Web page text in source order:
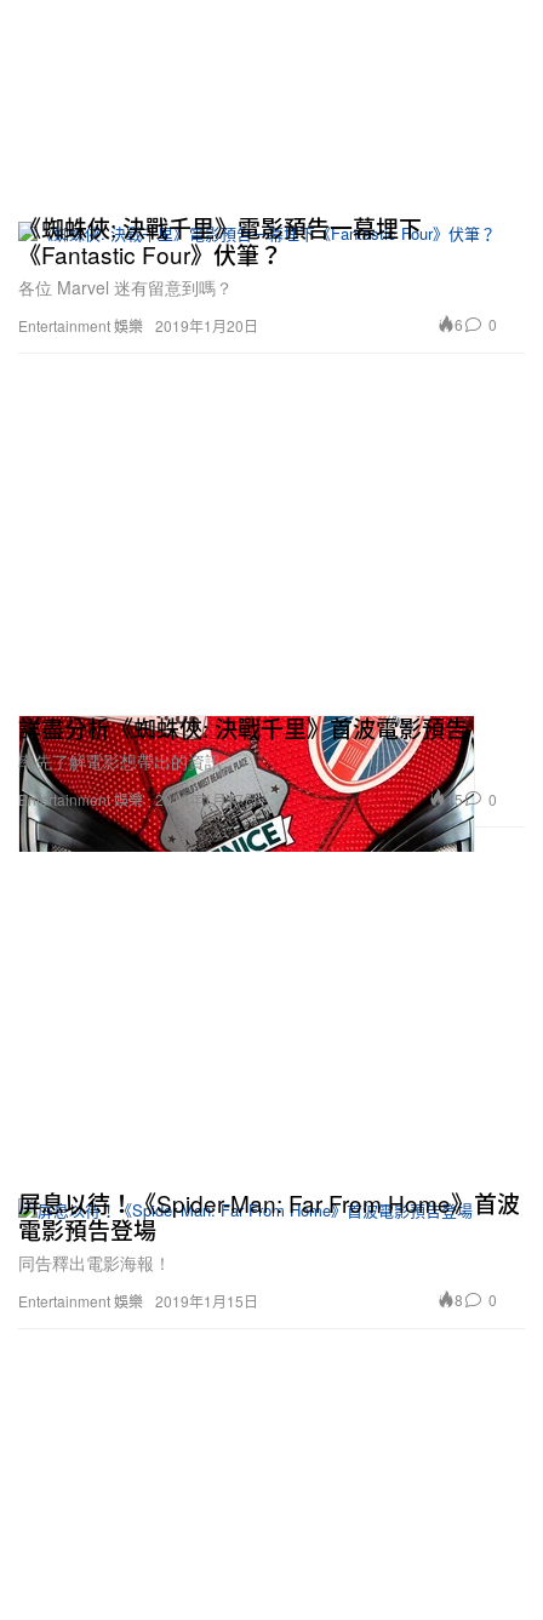
Entertainment 娛樂
《蜘蛛俠: 決戰千里》電影預告一幕埋下
《Fantastic Four》伏筆？
各位 Marvel 迷有留意到嗎？
2019年1月20日 6 0
Entertainment 娛樂
詳盡分析《蜘蛛俠: 決戰千里》首波電影預告
率先了解電影想帶出的資訊。
2019年1月17日 15 0
Entertainment 娛樂
屏息以待！《Spider-Man: Far From Home》首波
電影預告登場
同告釋出電影海報！
2019年1月15日 8 0